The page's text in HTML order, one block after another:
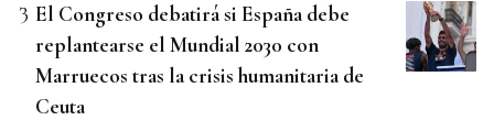
El Congreso debatirá si España debe
replantearse el Mundial 2030 con
Marruecos tras la crisis humanitaria de
Ceuta